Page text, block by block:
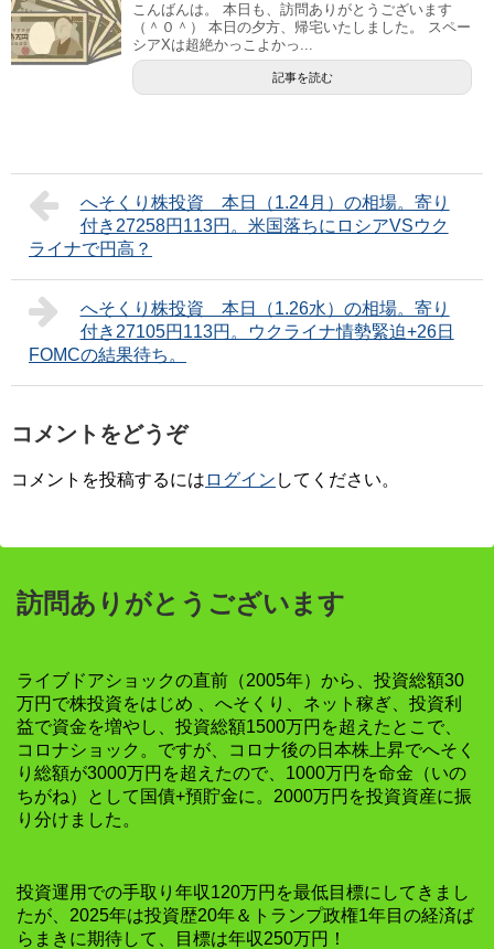
こんばんは。 本日も、訪問ありがとうございます
（＾０＾） 本日の夕方、帰宅いたしました。 スペー
シアXは超絶かっこよかっ...
記事を読む
へそくり株投資 本日（1.24月）の相場。寄り
付き27258円113円。米国落ちにロシアVSウク
ライナで円高？
へそくり株投資 本日（1.26水）の相場。寄り
付き27105円113円。ウクライナ情勢緊迫+26日
FOMCの結果待ち。
コメントをどうぞ
コメントを投稿するには ログイン してください。
訪問ありがとうございます
ライブドアショックの直前（2005年）から、投資総額30
万円で株投資をはじめ 、へそくり、ネット稼ぎ、投資利
益で資金を増やし、投資総額1500万円を超えたとこで、
コロナショック。ですが、コロナ後の日本株上昇でへそく
り総額が3000万円を超えたので、1000万円を命金（いの
ちがね）として国債+預貯金に。2000万円を投資資産に振
り分けました。
投資運用での手取り年収120万円を最低目標にしてきまし
たが、2025年は投資歴20年＆トランプ政権1年目の経済ば
らまきに期待して、目標は年収250万円！